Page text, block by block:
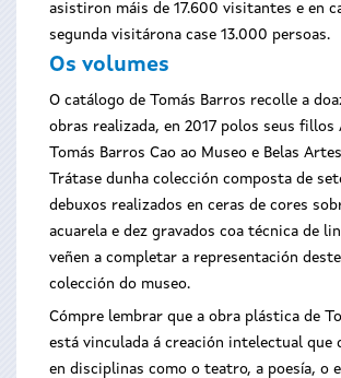
asistiron máis de 17.600 visitantes e en
segunda visitárona case 13.000 persoas.
Os volumes
O catálogo de Tomás Barros recolle a
obras realizada, en 2017 polos seus fillos
Tomás Barros Cao ao Museo e Belas
Trátase dunha colección composta de
debuxos realizados en ceras de cores
acuarela e dez gravados coa técnica de
veñen a completar a representación
colección do museo.
Cómpre lembrar que a obra plástica de
está vinculada á creación intelectual que
en disciplinas como o teatro, a poesía, o